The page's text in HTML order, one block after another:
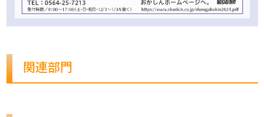
関連部門